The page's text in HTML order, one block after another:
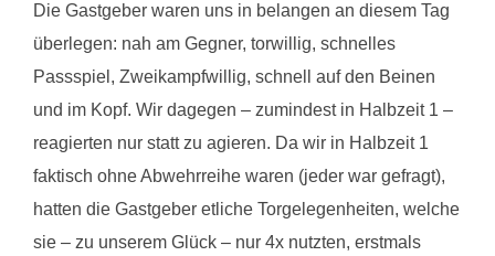
Die Gastgeber waren uns in belangen an diesem Tag
überlegen: nah am Gegner, torwillig, schnelles
Passspiel, Zweikampfwillig, schnell auf den Beinen
und im Kopf. Wir dagegen – zumindest in Halbzeit 1 –
reagierten nur statt zu agieren. Da wir in Halbzeit 1
faktisch ohne Abwehrreihe waren (jeder war gefragt),
hatten die Gastgeber etliche Torgelegenheiten, welche
sie – zu unserem Glück – nur 4x nutzten, erstmals